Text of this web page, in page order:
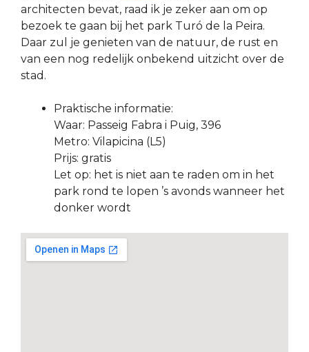
architecten bevat, raad ik je zeker aan om op
bezoek te gaan bij het park Turó de la Peira.
Daar zul je genieten van de natuur, de rust en
van een nog redelijk onbekend uitzicht over de
stad.
Praktische informatie:
Waar: Passeig Fabra i Puig, 396
Metro: Vilapicina (L5)
Prijs: gratis
Let op: het is niet aan te raden om in het
park rond te lopen ’s avonds wanneer het
donker wordt